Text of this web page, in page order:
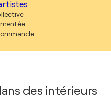
des intérieurs